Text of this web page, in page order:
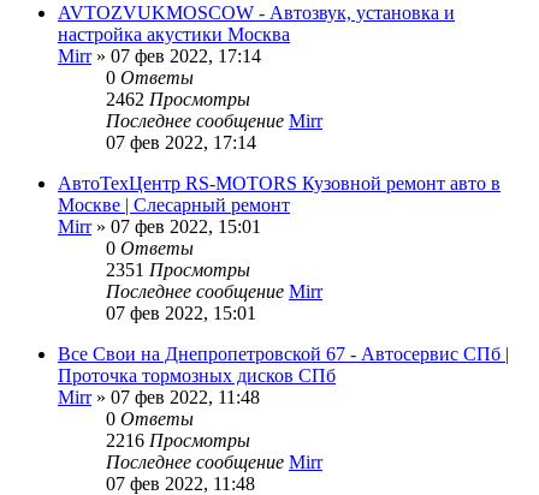
AVTOZVUKMOSCOW - Автозвук, установка и
настройка акустики Москва
Mirr» 07 фев 2022, 17:14
0 Ответы
2462 Просмотры
Последнее сообщение Mirr
07 фев 2022, 17:14
АвтоТехЦентр RS-MOTORS Кузовной ремонт авто в
Москве | Слесарный ремонт
Mirr» 07 фев 2022, 15:01
0 Ответы
2351 Просмотры
Последнее сообщение Mirr
07 фев 2022, 15:01
Все Свои на Днепропетровской 67 - Автосервис СПб |
Проточка тормозных дисков СПб
Mirr» 07 фев 2022, 11:48
0 Ответы
2216 Просмотры
Последнее сообщение Mirr
07 фев 2022, 11:48